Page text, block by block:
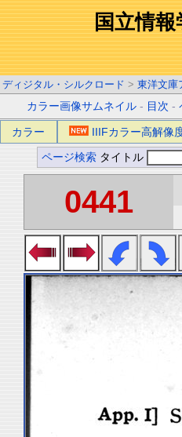
国立情
ディジタル・シルクロード > 東洋文庫
カラー画像サムネイル - 目次 -
カラー IIIFカラー高解像
ページ検索 タイトル
0441